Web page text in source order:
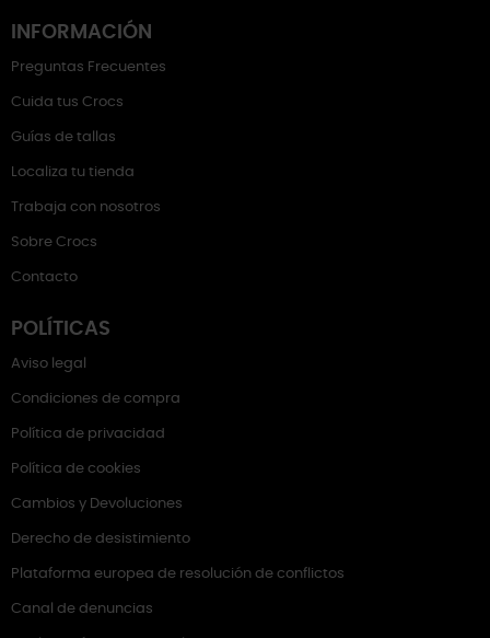
INFORMACIÓN
Preguntas Frecuentes
Cuida tus Crocs
Guías de tallas
Localiza tu tienda
Trabaja con nosotros
Sobre Crocs
Contacto
POLÍTICAS
Aviso legal
Condiciones de compra
Política de privacidad
Política de cookies
Cambios y Devoluciones
Derecho de desistimiento
Plataforma europea de resolución de conflictos
Canal de denuncias